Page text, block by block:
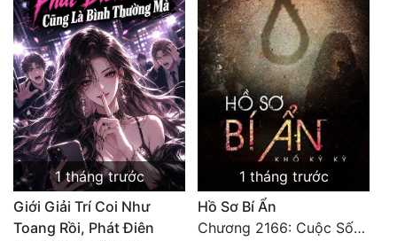
1 tháng trước
Giới Giải Trí Coi Như
Toang Rồi, Phát Điên
1 tháng trước
Hồ Sơ Bí Ẩn
Chương 2166: Cuộc Sống (Hoàn)